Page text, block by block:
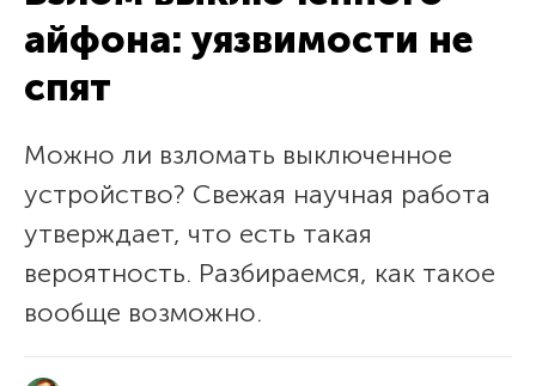
айфона: уязвимости не
спят
Можно ли взломать выключенное
устройство? Свежая научная работа
утверждает, что есть такая
вероятность. Разбираемся, как такое
вообще возможно.